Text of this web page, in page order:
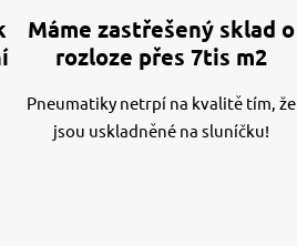
Máme zastřešený sklad o
rozloze přes 7tis m2
Pneumatiky netrpí na kvalitě tím, že
jsou uskladněné na sluníčku!